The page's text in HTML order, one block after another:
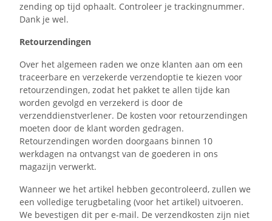
zending op tijd ophaalt. Controleer je trackingnummer.
Dank je wel.
Retourzendingen
Over het algemeen raden we onze klanten aan om een
traceerbare en verzekerde verzendoptie te kiezen voor
retourzendingen, zodat het pakket te allen tijde kan
worden gevolgd en verzekerd is door de
verzenddienstverlener. De kosten voor retourzendingen
moeten door de klant worden gedragen.
Retourzendingen worden doorgaans binnen 10
werkdagen na ontvangst van de goederen in ons
magazijn verwerkt.
Wanneer we het artikel hebben gecontroleerd, zullen we
een volledige terugbetaling (voor het artikel) uitvoeren.
We bevestigen dit per e-mail. De verzendkosten zijn niet